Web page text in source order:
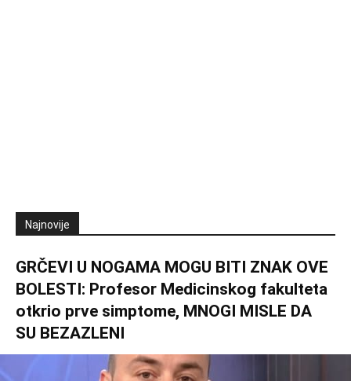
Najnovije
GRČEVI U NOGAMA MOGU BITI ZNAK OVE
BOLESTI: Profesor Medicinskog fakulteta
otkrio prve simptome, MNOGI MISLE DA
SU BEZAZLENI